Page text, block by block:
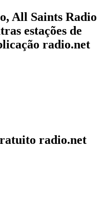
All Saints Radio
estações de
radio.net
radio.net